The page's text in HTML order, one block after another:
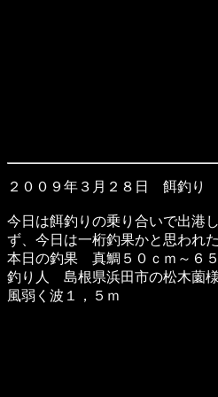
２００９年３月２８日 餌釣り
今日は餌釣りの乗り合いで出港
ず、今日は一桁釣果かと思われ
本日の釣果 真鯛５０ｃｍ～６
釣り人 島根県浜田市の松木薗
風弱く波１，５ｍ